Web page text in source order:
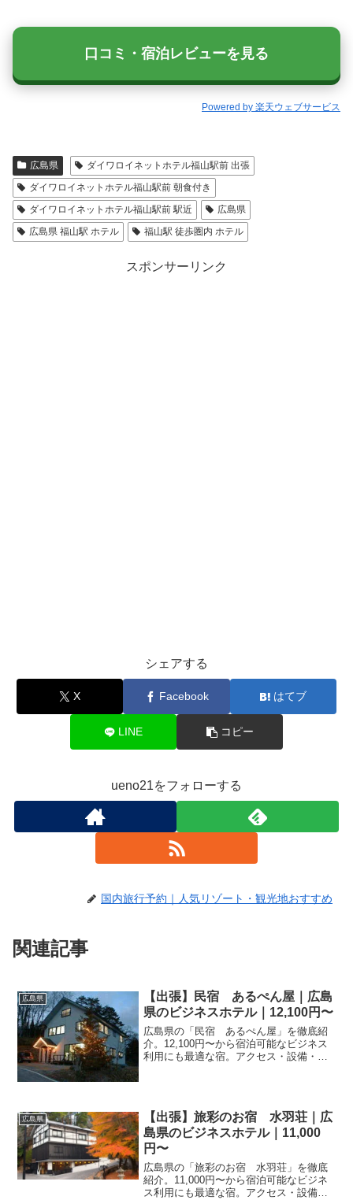
口コミ・宿泊レビューを見る
Powered by 楽天ウェブサービス
広島県
ダイワロイネットホテル福山駅前 出張
ダイワロイネットホテル福山駅前 朝食付き
ダイワロイネットホテル福山駅前 駅近
広島県
広島県 福山駅 ホテル
福山駅 徒歩圏内 ホテル
スポンサーリンク
シェアする
X Facebook はてブ
LINE コピー
ueno21をフォローする
国内旅行予約｜人気リゾート・観光地おすすめ
関連記事
広島県
【出張】民宿 あるぺん屋｜広島
県のビジネスホテル｜12,100円〜
広島県の「民宿 あるぺん屋」を徹底紹
介。12,100円〜から宿泊可能なビジネス
利用にも最適な宿。アクセス・設備・レ
広島県
【出張】旅彩のお宿 水羽荘｜広
島県のビジネスホテル｜11,000
円〜
広島県の「旅彩のお宿 水羽荘」を徹底
紹介。11,000円〜から宿泊可能なビジネ
ス利用にも最適な宿。アクセス・設備・